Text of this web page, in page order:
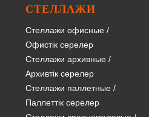
СТЕЛЛАЖИ
Стеллажи офисные /
Офистік сөрелер
Стеллажи архивные /
Архивтік сөрелер
Стеллажи паллетные /
Паллеттік сөрелер